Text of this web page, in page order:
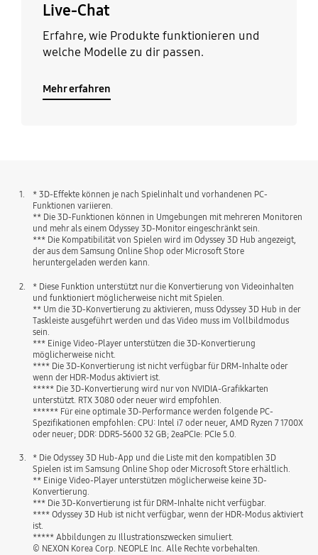
Live-Chat
Erfahre, wie Produkte funktionieren und
welche Modelle zu dir passen.
Mehr erfahren
1.
* 3D-Effekte können je nach Spielinhalt und vorhandenen PC-
Funktionen variieren.
** Die 3D-Funktionen können in Umgebungen mit mehreren Monitoren
und mehr als einem Odyssey 3D-Monitor eingeschränkt sein.
*** Die Kompatibilität von Spielen wird im Odyssey 3D Hub angezeigt,
der aus dem Samsung Online Shop oder Microsoft Store
heruntergeladen werden kann.
2.
* Diese Funktion unterstützt nur die Konvertierung von Videoinhalten
und funktioniert möglicherweise nicht mit Spielen.
** Um die 3D-Konvertierung zu aktivieren, muss Odyssey 3D Hub in der
Taskleiste ausgeführt werden und das Video muss im Vollbildmodus
sein.
*** Einige Video-Player unterstützen die 3D-Konvertierung
möglicherweise nicht.
**** Die 3D-Konvertierung ist nicht verfügbar für DRM-Inhalte oder
wenn der HDR-Modus aktiviert ist.
***** Die 3D-Konvertierung wird nur von NVIDIA-Grafikkarten
unterstützt. RTX 3080 oder neuer wird empfohlen.
****** Für eine optimale 3D-Performance werden folgende PC-
Spezifikationen empfohlen: CPU: Intel i7 oder neuer, AMD Ryzen 7 1700X
oder neuer; DDR: DDR5-5600 32 GB; 2eaPCIe: PCIe 5.0.
3.
* Die Odyssey 3D Hub-App und die Liste mit den kompatiblen 3D
Spielen ist im Samsung Online Shop oder Microsoft Store erhältlich.
** Einige Video-Player unterstützen möglicherweise keine 3D-
Konvertierung.
*** Die 3D-Konvertierung ist für DRM-Inhalte nicht verfügbar.
**** Odyssey 3D Hub ist nicht verfügbar, wenn der HDR-Modus aktiviert
ist.
***** Abbildungen zu Illustrationszwecken simuliert.
© NEXON Korea Corp. NEOPLE Inc. Alle Rechte vorbehalten.